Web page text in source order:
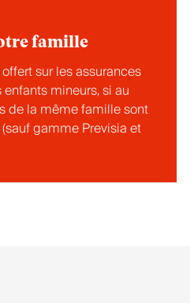
famille
sur les assurances
mineurs, si au
de la même famille sont
gamme Previsia et